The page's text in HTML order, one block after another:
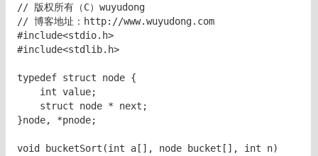
// 版权所有（C）wuyudong
// 博客地址：http://www.wuyudong.com
#include<stdio.h>
#include<stdlib.h>
typedef struct node {
    int value;
    struct node * next;
}node, *pnode;
void bucketSort(int a[], node bucket[], int n)